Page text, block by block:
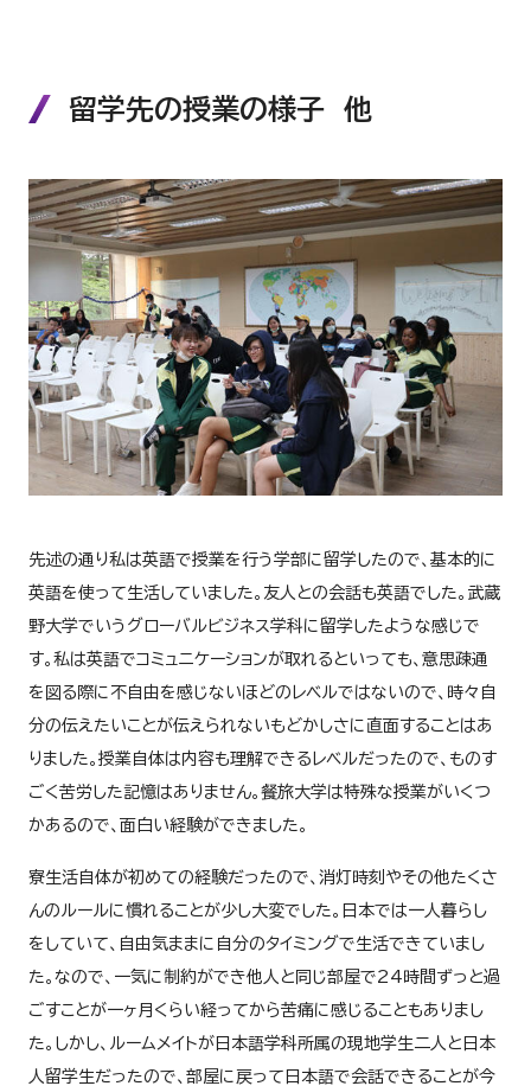
留学先の授業の様子 他
先述の通り私は英語で授業を行う学部に留学したので、基本的に
英語を使って生活していました。友人との会話も英語でした。武蔵
野大学でいうグローバルビジネス学科に留学したような感じで
す。私は英語でコミュニケーションが取れるといっても、意思疎通
を図る際に不自由を感じないほどのレベルではないので、時々自
分の伝えたいことが伝えられないもどかしさに直面することはあ
りました。授業自体は内容も理解できるレベルだったので、ものす
ごく苦労した記憶はありません。餐旅大学は特殊な授業がいくつ
かあるので、面白い経験ができました。
寮生活自体が初めての経験だったので、消灯時刻やその他たくさ
んのルールに慣れることが少し大変でした。日本では一人暮らし
をしていて、自由気ままに自分のタイミングで生活できていまし
た。なので、一気に制約ができ他人と同じ部屋で24時間ずっと過
ごすことが一ヶ月くらい経ってから苦痛に感じることもありまし
た。しかし、ルームメイトが日本語学科所属の現地学生二人と日本
人留学生だったので、部屋に戻って日本語で会話できることが今